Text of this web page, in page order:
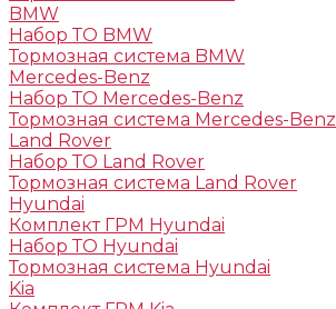
BMW
Набор ТО BMW
Тормозная система BMW
Mercedes-Benz
Набор ТО Mercedes-Benz
Тормозная система Mercedes-Benz
Land Rover
Набор ТО Land Rover
Тормозная система Land Rover
Hyundai
Комплект ГРМ Hyundai
Набор ТО Hyundai
Тормозная система Hyundai
Kia